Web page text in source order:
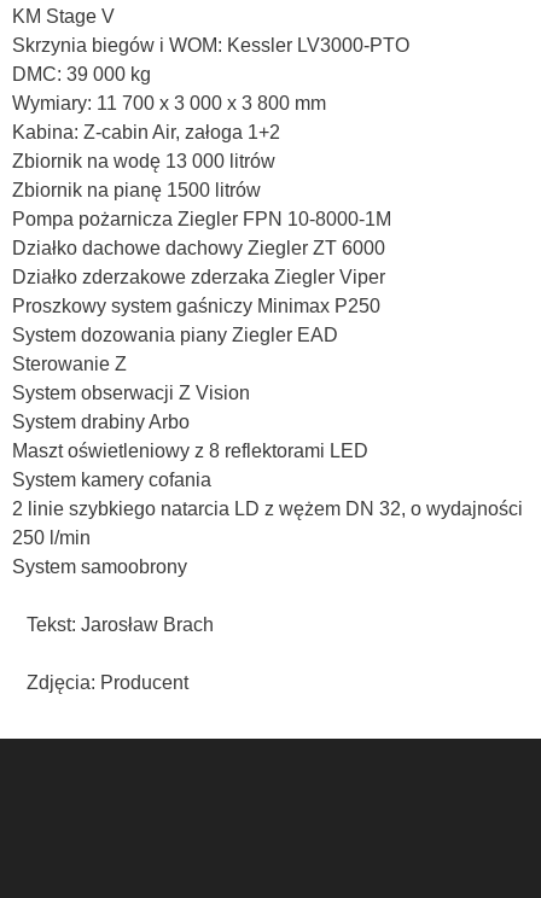
KM Stage V
Skrzynia biegów i WOM: Kessler LV3000-PTO
DMC: 39 000 kg
Wymiary: 11 700 x 3 000 x 3 800 mm
Kabina: Z-cabin Air, załoga 1+2
Zbiornik na wodę 13 000 litrów
Zbiornik na pianę 1500 litrów
Pompa pożarnicza Ziegler FPN 10-8000-1M
Działko dachowe dachowy Ziegler ZT 6000
Działko zderzakowe zderzaka Ziegler Viper
Proszkowy system gaśniczy Minimax P250
System dozowania piany Ziegler EAD
Sterowanie Z
System obserwacji Z Vision
System drabiny Arbo
Maszt oświetleniowy z 8 reflektorami LED
System kamery cofania
2 linie szybkiego natarcia LD z wężem DN 32, o wydajności
250 l/min
System samoobrony
Tekst: Jarosław Brach
Zdjęcia: Producent